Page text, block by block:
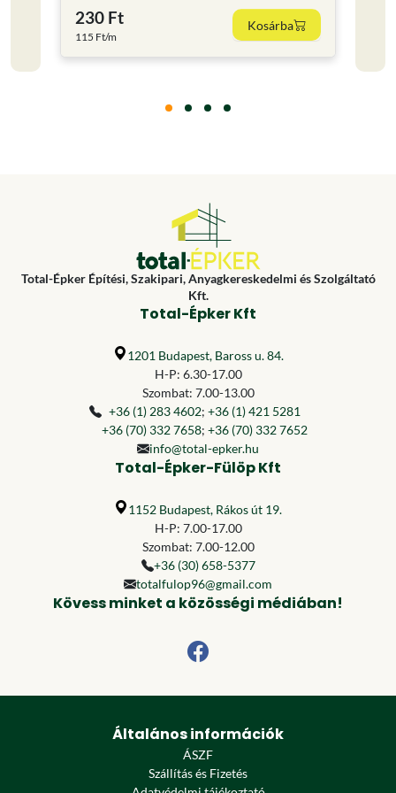
230 Ft
115 Ft/m
Kosárba
Total-Épker Építési, Szakipari, Anyagkereskedelmi és Szolgáltató
Kft.
Total-Épker Kft
1201 Budapest, Baross u. 84.
H-P: 6.30-17.00
Szombat: 7.00-13.00
+36 (1) 283 4602; +36 (1) 421 5281
+36 (70) 332 7658; +36 (70) 332 7652
info@total-epker.hu
Total-Épker-Fülöp Kft
1152 Budapest, Rákos út 19.
H-P: 7.00-17.00
Szombat: 7.00-12.00
+36 (30) 658-5377
totalfulop96@gmail.com
Kövess minket a közösségi médiában!
Általános információk
ÁSZF
Szállítás és Fizetés